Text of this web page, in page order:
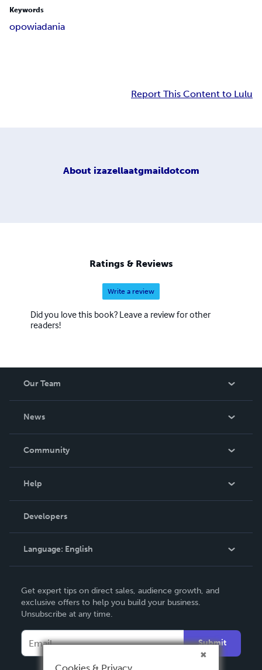
Keywords
opowiadania
Report This Content to Lulu
About izazellaatgmaildotcom
Ratings & Reviews
Write a review
Did you love this book? Leave a review for other
readers!
Our Team
News
In The News
Community
Podcast
Help
Order Lookup
Knowledge Base
Contact Support
Developers
Language: English
Deutsch
Français
Español
Get expert tips on direct sales, audience growth, and
exclusive offers to help you build your business.
Unsubscribe at any time.
Submit